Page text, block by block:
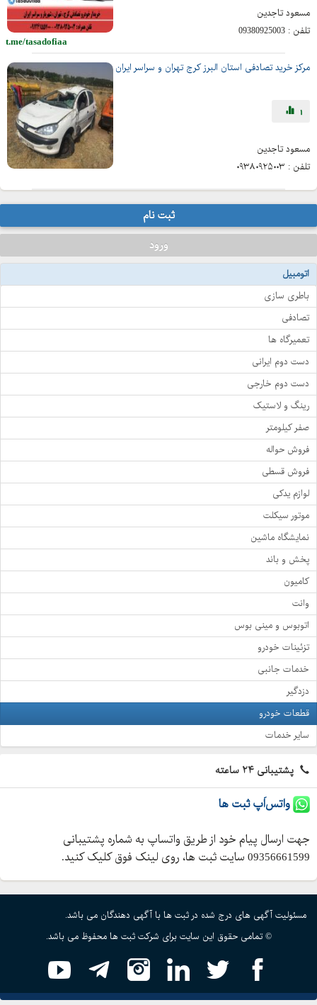
مسعود تاجدین
تلفن : 09380925003
t.me/tasadofiaa
مرکز خرید تصادفی استان البرز کرج تهران و سراسر ایران
1
مسعود تاجدین
تلفن : ۰۹۳۸۰۹۲۵۰۰۳
ثبت نام
ورود
اتومبیل
باطری سازی
تصادفی
تعمیرگاه ها
دست دوم ایرانی
دست دوم خارجی
رینگ و لاستیک
صفر کیلومتر
فروش حواله
فروش قسطی
لوازم یدکی
موتور سیکلت
نمایشگاه ماشین
پخش و باند
کامیون
وانت
اتوبوس و مینی بوس
تزئینات خودرو
خدمات جانبی
دزدگیر
قطعات خودرو
سایر خدمات
پشتیبانی ۲۴ ساعته
واتس‌اَپ ثبت ها
جهت ارسال پیام خود از طریق واتساپ به شماره پشتیبانی
09356661599 سایت ثبت ها، روی لینک فوق کلیک کنید.
مسئولیت آگهی های درج شده در ثبت ها با آگهی دهندگان می باشد.
© تمامی حقوق این سایت برای شرکت ثبت ها محفوظ می باشد.